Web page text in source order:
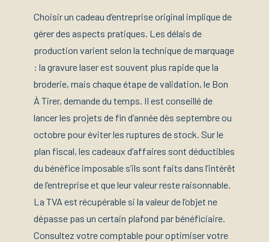
Choisir un cadeau d’entreprise original implique de
gérer des aspects pratiques. Les délais de
production varient selon la technique de marquage
: la gravure laser est souvent plus rapide que la
broderie, mais chaque étape de validation, le Bon
À Tirer, demande du temps. Il est conseillé de
lancer les projets de fin d’année dès septembre ou
octobre pour éviter les ruptures de stock. Sur le
plan fiscal, les cadeaux d’affaires sont déductibles
du bénéfice imposable s’ils sont faits dans l’intérêt
de l’entreprise et que leur valeur reste raisonnable.
La TVA est récupérable si la valeur de l’objet ne
dépasse pas un certain plafond par bénéficiaire.
Consultez votre comptable pour optimiser votre